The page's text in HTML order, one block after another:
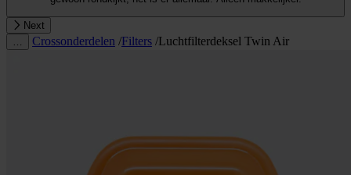
Next
Crossonderdelen /Filters /Luchtfilterdeksel Twin Air